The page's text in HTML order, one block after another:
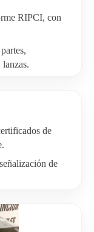
RIPCI, con
de
de